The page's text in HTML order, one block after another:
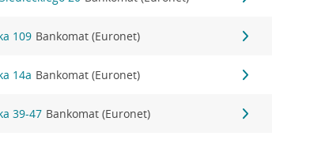
109 Bankomat (Euronet)
14a Bankomat (Euronet)
39-47 Bankomat (Euronet)